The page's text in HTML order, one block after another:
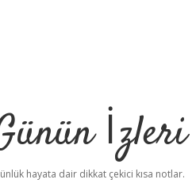
İzleri
hayata dair dikkat çekici kısa notlar.